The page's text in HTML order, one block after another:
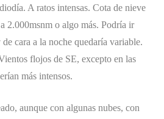
A ratos intensas. Cota de nieve
2.000msnm o algo más. Podría ir
cara a la noche quedaría variable.
flojos de SE, excepto en las
más intensos.
aunque con algunas nubes, con